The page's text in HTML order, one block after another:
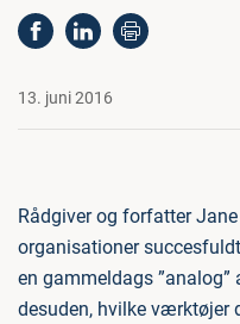
13. juni 2016
Rådgiver og forfatter
organisationer
en gammeldags
desuden, hvilke værktøjer